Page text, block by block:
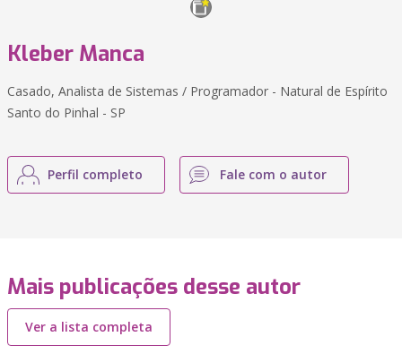
Kleber Manca
Casado, Analista de Sistemas / Programador - Natural de Espírito
Santo do Pinhal - SP
Perfil completo Fale com o autor
Mais publicações desse autor
Ver a lista completa